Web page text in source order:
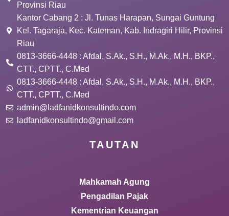
Provinsi Riau
Kantor Cabang 2 : Jl. Tunas Harapan, Sungai Guntung
Kel. Tagaraja, Kec. Kateman, Kab. Indragiri Hilir, Provinsi
Riau
0813-3666-4448 : Afdal, S.Ak., S.H., M.Ak., M.H., BKP.,
CTT., CPTT., C.Med
0813-3666-4448 : Afdal, S.Ak., S.H., M.Ak., M.H., BKP.,
CTT., CPTT., C.Med
admin@ladfanidkonsultindo.com
ladfanidkonsultindo@gmail.com
TAUTAN
Mahkamah Agung
Pengadilan Pajak
Kementrian Keuangan